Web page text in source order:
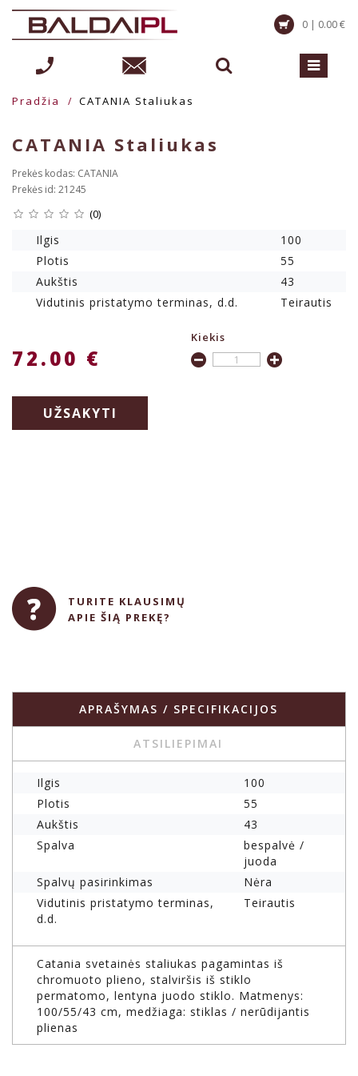
0 | 0.00 €
Pradžia CATANIA Staliukas
CATANIA Staliukas
Prekės kodas: CATANIA
Prekės id: 21245
(0)
Ilgis
100
Plotis
55
Aukštis
43
Vidutinis pristatymo terminas, d.d.
Teirautis
72.00 €
Kiekis
UŽSAKYTI
TURITE KLAUSIMŲ
APIE ŠIĄ PREKĘ?
APRAŠYMAS / SPECIFIKACIJOS
ATSILIEPIMAI
Ilgis
100
Plotis
55
Aukštis
43
Spalva
bespalvė /
juoda
Spalvų pasirinkimas
Nėra
Vidutinis pristatymo terminas,
d.d.
Teirautis
Catania svetainės staliukas pagamintas iš
chromuoto plieno, stalviršis iš stiklo
permatomo, lentyna juodo stiklo. Matmenys:
100/55/43 cm, medžiaga: stiklas / nerūdijantis
plienas